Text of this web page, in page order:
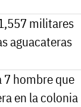
militares
aguacateras
7 hombre que
en la colonia